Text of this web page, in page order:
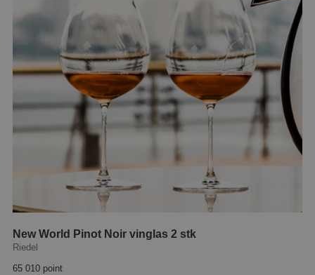
New World Pinot Noir vinglas 2 stk
Riedel
65 010 point